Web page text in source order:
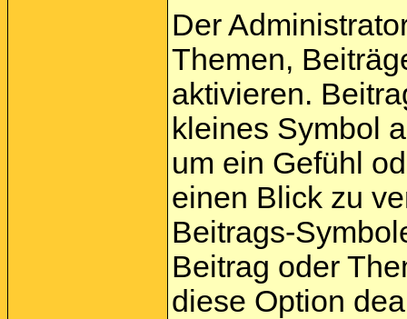
Der
Themen,
aktivieren.
kleines Symbol
um ein Gefühl
einen Blick zu
Beitrags-
Beitrag oder
diese Option